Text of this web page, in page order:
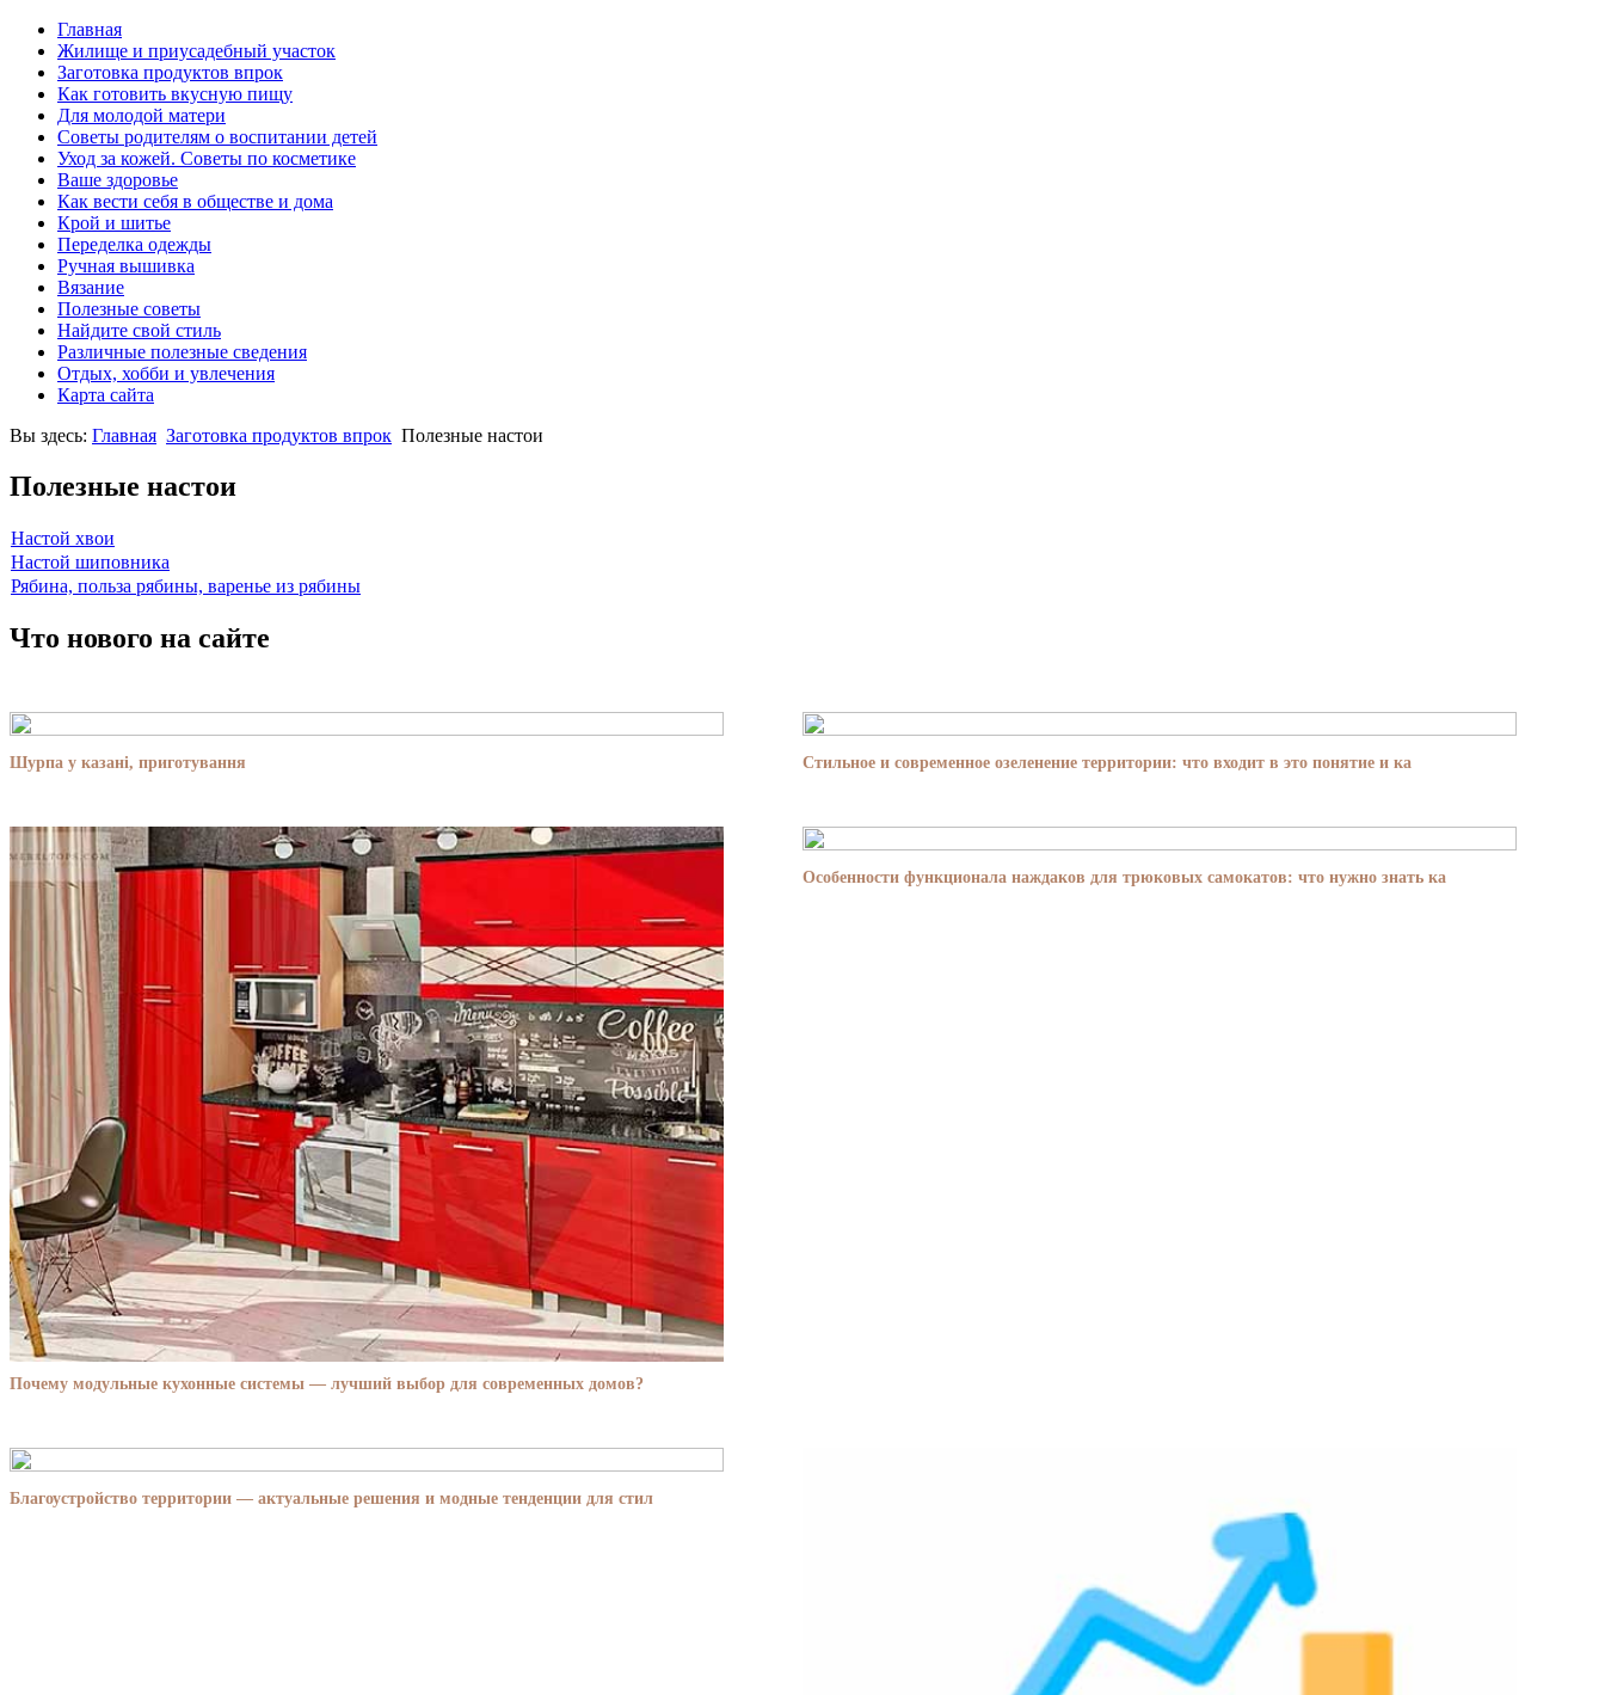
Главная
Жилище и приусадебный участок
Заготовка продуктов впрок
Как готовить вкусную пищу
Для молодой матери
Советы родителям о воспитании детей
Уход за кожей. Советы по косметике
Ваше здоровье
Как вести себя в обществе и дома
Крой и шитье
Переделка одежды
Ручная вышивка
Вязание
Полезные советы
Найдите свой стиль
Различные полезные сведения
Отдых, хобби и увлечения
Карта сайта
Вы здесь: Главная Заготовка продуктов впрок Полезные настои
Полезные настои
Настой хвои
Настой шиповника
Рябина, польза рябины, варенье из рябины
Что нового на сайте
Шурпа у казані, приготування Стильное и современное озеленение территории: что входит в это понятие и ка
Почему модульные кухонные системы — лучший выбор для современных домов?
Особенности функционала наждаков для трюковых самокатов: что нужно знать ка
Благоустройство территории — актуальные решения и модные тенденции для стил